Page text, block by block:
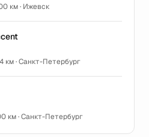
км · Ижевск
км · Санкт-Петербург
км · Санкт-Петербург